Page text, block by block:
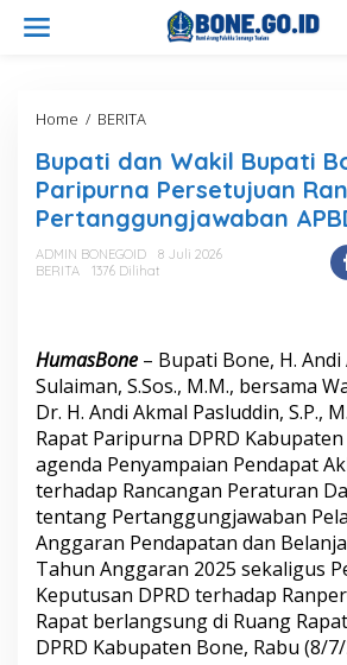
Home / BERITA
p
a
t
i
a
i
l
B
u
p
a
t
i
B
o
n
H
a
Bupati dan Wakil Bupati
Paripurna Persetujuan
Pertanggungjawaban
ADMIN BONEGOID
8 Juli 2026
BERITA
1376 Dilihat
HumasBone – Bupati Bone, H. Andi
Sulaiman, S.Sos., M.M., bersama
Dr. H. Andi Akmal Pasluddin, S.P.,
Rapat Paripurna DPRD
agenda Penyampaian Pendapat
terhadap Rancangan Peraturan
tentang Pertanggungjawaban
Anggaran Pendapatan dan
Tahun Anggaran 2025 sekaligus
Keputusan DPRD terhadap
Rapat berlangsung di Ruang
DPRD Kabupaten Bone, Rabu (8/